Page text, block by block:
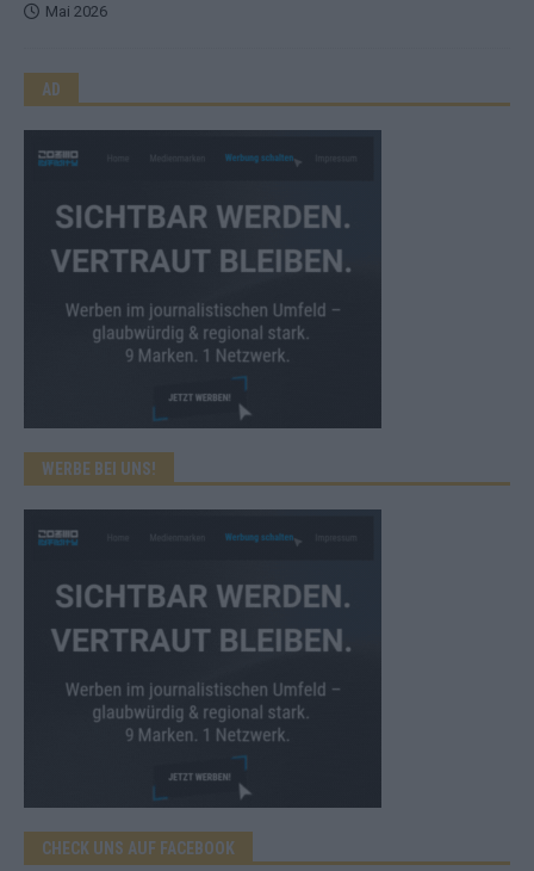
Mai 2026
AD
WERBE BEI UNS!
CHECK UNS AUF FACEBOOK